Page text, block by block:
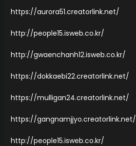
https://aurora51.creatorlink.net/
http://people15.isweb.co.kr/
http://gwaenchanh12.isweb.co.kr/
https://dokkaebi22.creatorlink.net/
https://mulligan24.creatorlink.net/
https://gangnamjjyo.creatorlink.net/
http://people15.isweb.co.kr/